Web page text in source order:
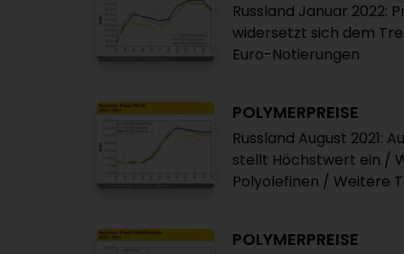
Russland Januar 2022:
widersetzt sich dem
Euro-Notierungen
POLYMERPREISE
Russland August 2021:
stellt Höchstwert ein /
Polyolefinen / Weitere
POLYMERPREISE